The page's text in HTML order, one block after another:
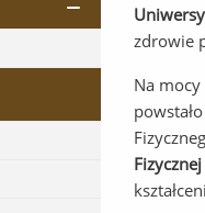
zdrowie
Na
powstało
Fizycznej